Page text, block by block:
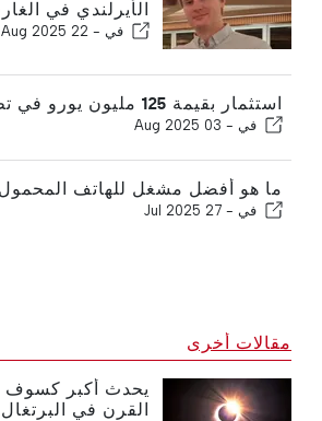
الأيرلندي في
في - 22 Aug 2025
استثمار بقيمة 125 مليون يورو في تطوير الغارف
في - 03 Aug 2025
ما هو أفضل مشغل للهاتف المحمول
في - 27 Jul 2025
مقالات أخرى
يحدث أكبر
القرن في البرتغال